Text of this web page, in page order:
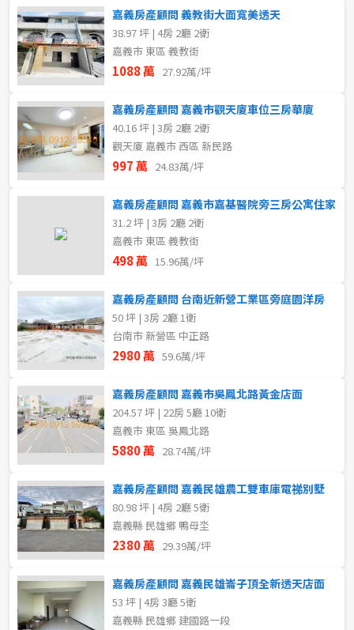
嘉義房產顧問 義教街大面寬美透天
38.97 坪 | 4房 2廳 2衛
嘉義市 東區 義教街
1088 萬 27.92萬/坪
嘉義房產顧問 嘉義市觀天廈車位三房華廈
40.16 坪 | 3房 2廳 2衛
觀天廈 嘉義市 西區 新民路
997 萬 24.83萬/坪
嘉義房產顧問 嘉義市嘉基醫院旁三房公寓住家
31.2 坪 | 3房 2廳 2衛
嘉義市 東區 義教街
498 萬 15.96萬/坪
嘉義房產顧問 台南近新營工業區旁庭園洋房
50 坪 | 3房 2廳 1衛
台南市 新營區 中正路
2980 萬 59.6萬/坪
嘉義房產顧問 嘉義市吳鳳北路黃金店面
204.57 坪 | 22房 5廳 10衛
嘉義市 東區 吳鳳北路
5880 萬 28.74萬/坪
嘉義房產顧問 嘉義民雄農工雙車庫電祶別墅
80.98 坪 | 4房 2廳 5衛
嘉義縣 民雄鄉 鴨母坔
2380 萬 29.39萬/坪
嘉義房產顧問 嘉義民雄崙子頂全新透天店面
53 坪 | 4房 3廳 5衛
嘉義縣 民雄鄉 建國路一段